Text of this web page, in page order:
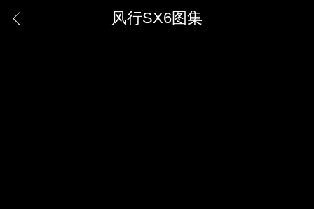
风行SX6图集